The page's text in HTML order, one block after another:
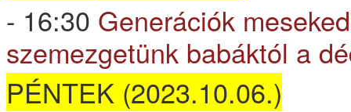
- 16:30 Generációk
szemezgetünk babáktól a
PÉNTEK (2023.10.06.)